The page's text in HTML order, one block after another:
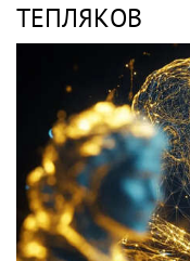
ТЕПЛЯКОВ